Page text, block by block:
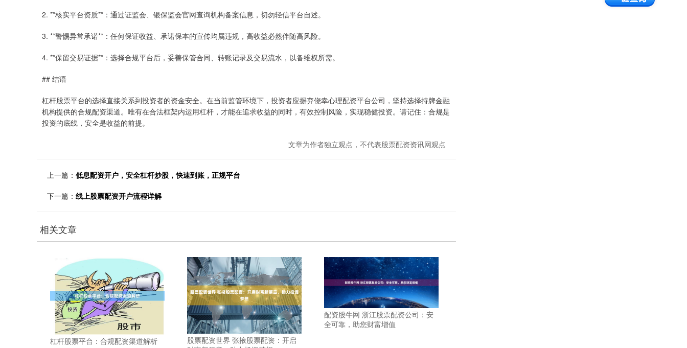
2. **核实平台资质**：通过证监会、银保监会官网查询机构备案信息，切勿轻信平台自述。
3. **警惕异常承诺**：任何保证收益、承诺保本的宣传均属违规，高收益必然伴随高风险。
4. **保留交易证据**：选择合规平台后，妥善保管合同、转账记录及交易流水，以备维权所需。
## 结语
杠杆股票平台的选择直接关系到投资者的资金安全。在当前监管环境下，投资者应摒弃侥幸心理配资平台公司，坚持选择持牌金融
机构提供的合规配资渠道。唯有在合法框架内运用杠杆，才能在追求收益的同时，有效控制风险，实现稳健投资。请记住：合规是
投资的底线，安全是收益的前提。
文章为作者独立观点，不代表股票配资资讯网观点
上一篇： 低息配资开户，安全杠杆炒股，快速到账，正规平台
下一篇： 线上股票配资开户流程详解
相关文章
杠杆股票平台：合规配资渠道解析
股票配资世界 张掖股票配资：开启
配资股牛网 浙江股票配资公司：安
全可靠，助您财富增值